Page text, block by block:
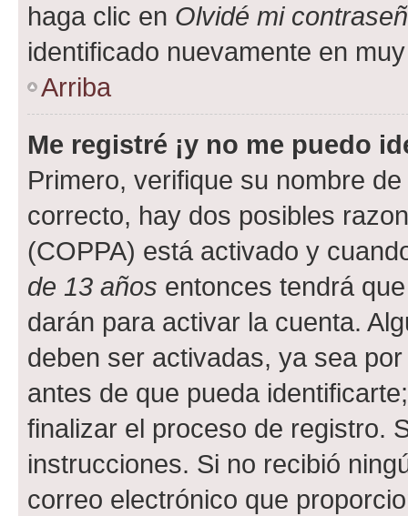
haga clic en Olvidé mi
identificado nuevamente en
Arriba
Me registré ¡y no me puedo
Primero, verifique su nombre
correcto, hay dos posibles
(COPPA) está activado y
de 13 años entonces tendrá
darán para activar la cuenta.
deben ser activadas, ya sea
antes de que pueda
finalizar el proceso de registro.
instrucciones. Si no recibió
correo electrónico que